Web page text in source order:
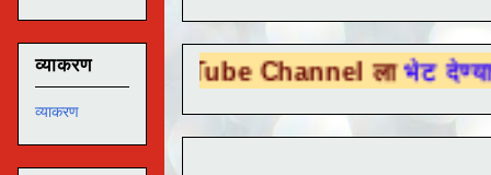
Tube Channel लाभेट देण्यासाठी येथे
व्याकरण
व्याकरण